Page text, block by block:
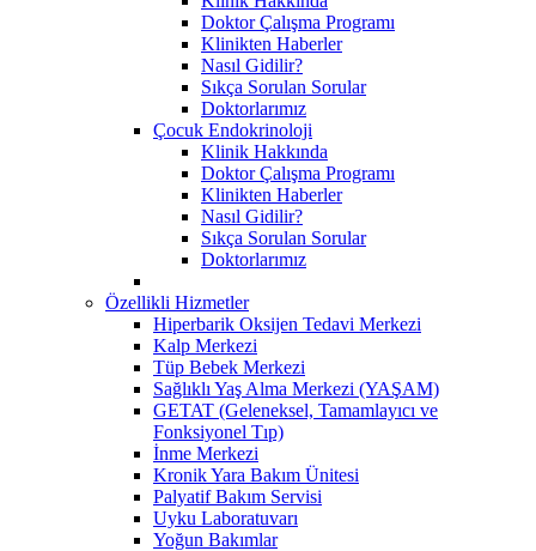
Doktor Çalışma Programı
Klinikten Haberler
Nasıl Gidilir?
Sıkça Sorulan Sorular
Doktorlarımız
Çocuk Endokrinoloji
Klinik Hakkında
Doktor Çalışma Programı
Klinikten Haberler
Nasıl Gidilir?
Sıkça Sorulan Sorular
Doktorlarımız
Özellikli Hizmetler
Hiperbarik Oksijen Tedavi Merkezi
Kalp Merkezi
Tüp Bebek Merkezi
Sağlıklı Yaş Alma Merkezi (YAŞAM)
GETAT (Geleneksel, Tamamlayıcı ve
Fonksiyonel Tıp)
İnme Merkezi
Kronik Yara Bakım Ünitesi
Palyatif Bakım Servisi
Uyku Laboratuvarı
Yoğun Bakımlar